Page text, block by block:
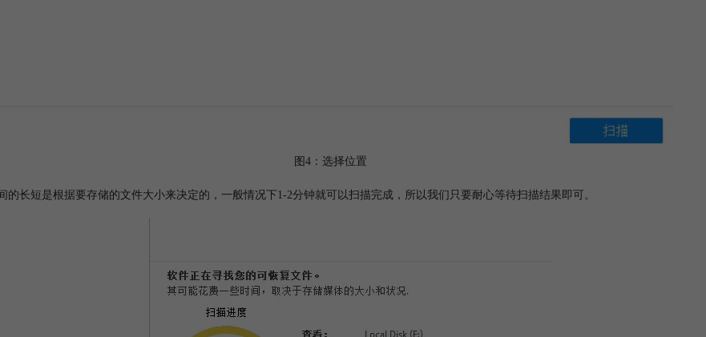
图4：选择位置
的长短是根据要存储的文件大小来决定的，一般情况下1-2分钟就可以扫描完成，所以我们只要耐心等待扫描结果即可。